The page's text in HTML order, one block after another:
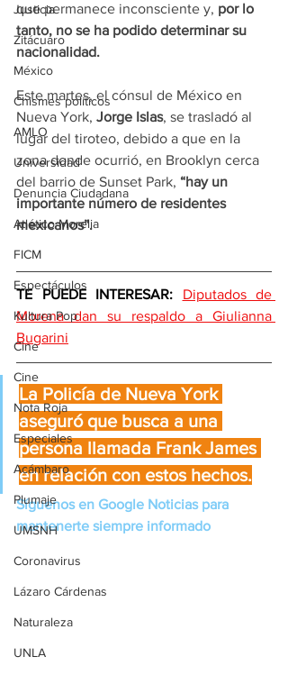
Justicia
Zitácuaro
México
Chismes políticos
AMLO
Universidad
Denuncia Ciudadana
Atlético Morelia
FICM
Espectáculos
Kultura Pop
Cine
Cine
Nota Roja
Especiales
Acámbaro
Plumaje
UMSNH
Coronavirus
Lázaro Cárdenas
Naturaleza
UNLA
que permanece inconsciente y, por lo
tanto, no se ha podido determinar su
nacionalidad.
Este martes, el cónsul de México en
Nueva York, Jorge Islas, se trasladó al
lugar del tiroteo, debido a que en la
zona donde ocurrió, en Brooklyn cerca
del barrio de Sunset Park, “hay un
importante número de residentes
mexicanos”.
TE PUEDE INTERESAR: Diputados de
Morena dan su respaldo a Giulianna
Bugarini
La Policía de Nueva York
aseguró que busca a una
persona llamada Frank James
en relación con estos hechos.
Síguenos en Google Noticias para
mantenerte siempre informado